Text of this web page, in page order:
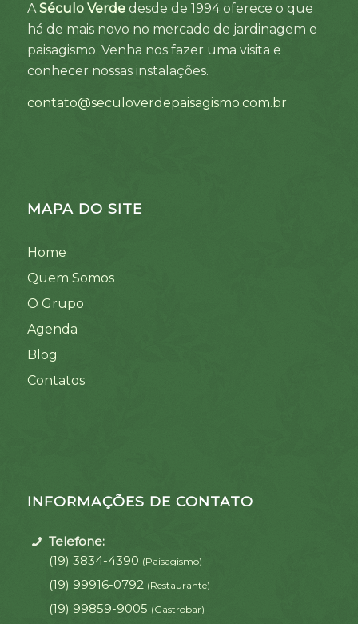
ASéculo Verdedesde de 1994 oferece o que
há de mais novo no mercado de jardinagem e
paisagismo. Venha nos fazer uma visita e
conhecer nossas instalações.
contato@seculoverdepaisagismo.com.br
MAPA DO SITE
Home
Quem Somos
O Grupo
Agenda
Blog
Contatos
INFORMAÇÕES DE CONTATO
Telefone:
(19) 3834-4390 (Paisagismo)
(19) 99916-0792 (Restaurante)
(19) 99859-9005 (Gastrobar)